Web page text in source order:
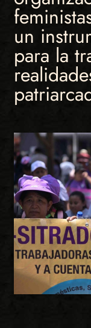
un
para la